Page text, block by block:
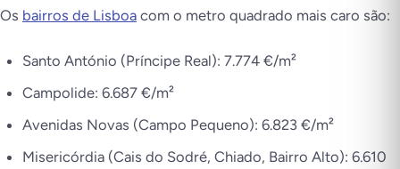
Os bairros de Lisboa com o metro quadrado mais caro são:
Santo António (Príncipe Real): 7.774 €/m²
Campolide: 6.687 €/m²
Avenidas Novas (Campo Pequeno): 6.823 €/m²
Misericórdia (Cais do Sodré, Chiado, Bairro Alto): 6.610